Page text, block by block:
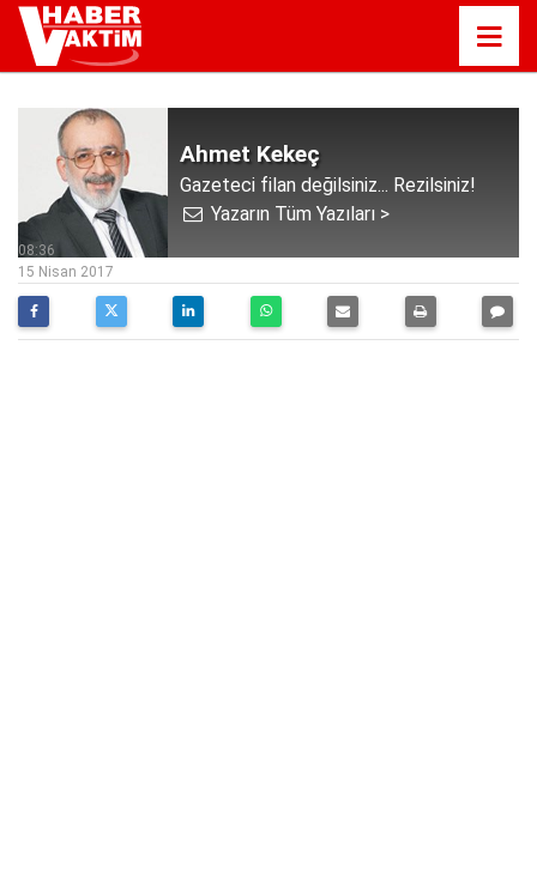
Ahmet Kekeç
Gazeteci filan değilsiniz... Rezilsiniz!
Yazarın Tüm Yazıları >
08:36
15 Nisan 2017